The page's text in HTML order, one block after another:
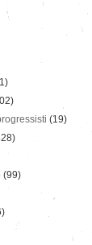
(19)
(99)